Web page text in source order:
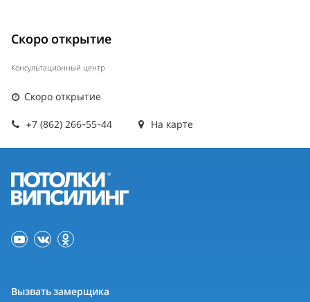
Скоро открытие
Консультационный центр
Скоро открытие
+7 (862) 266-55-44 На карте
Вызвать замерщика